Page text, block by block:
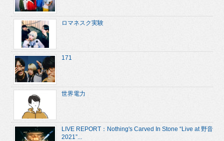
ロマネスク実験
171
世界電力
LIVE REPORT：Nothing's Carved In Stone “Live at 野音
2021”...